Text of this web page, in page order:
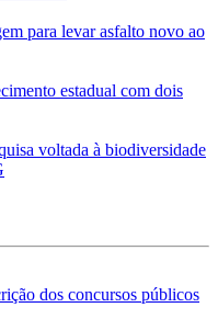
para levar asfalto novo ao
estadual com dois
voltada à biodiversidade
dos concursos públicos